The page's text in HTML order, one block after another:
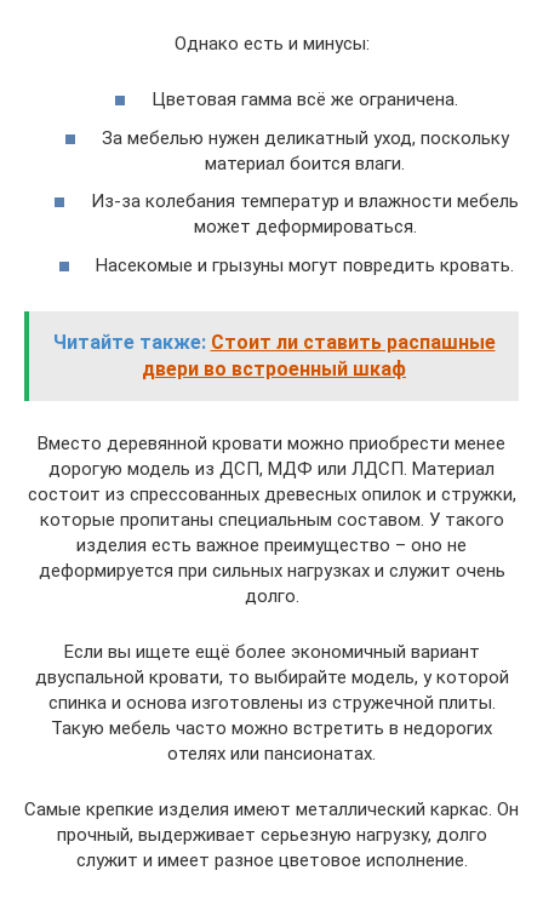
Однако есть и минусы:
Цветовая гамма всё же ограничена.
За мебелью нужен деликатный уход, поскольку
материал боится влаги.
Из-за колебания температур и влажности мебель
может деформироваться.
Насекомые и грызуны могут повредить кровать.
Читайте также: Стоит ли ставить распашные
двери во встроенный шкаф
Вместо деревянной кровати можно приобрести менее
дорогую модель из ДСП, МДФ или ЛДСП. Материал
состоит из спрессованных древесных опилок и стружки,
которые пропитаны специальным составом. У такого
изделия есть важное преимущество – оно не
деформируется при сильных нагрузках и служит очень
долго.
Если вы ищете ещё более экономичный вариант
двуспальной кровати, то выбирайте модель, у которой
спинка и основа изготовлены из стружечной плиты.
Такую мебель часто можно встретить в недорогих
отелях или пансионатах.
Самые крепкие изделия имеют металлический каркас. Он
прочный, выдерживает серьезную нагрузку, долго
служит и имеет разное цветовое исполнение.